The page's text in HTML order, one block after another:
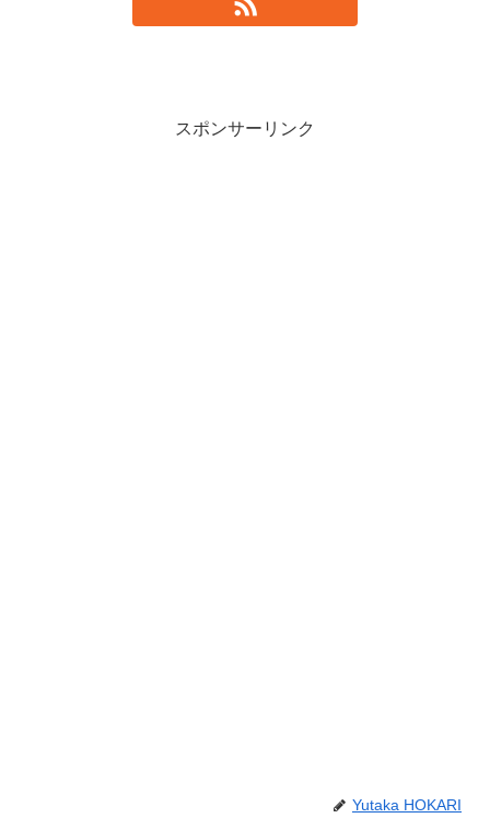
スポンサーリンク
Yutaka HOKARI